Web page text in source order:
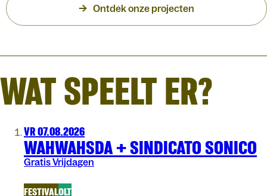
Theatertour
Ontdek onze projecten
WAT SPEELT ER?
VR 07.08.2026
WAHWAHSDA + SINDICATO SONICO
Gratis Vrijdagen
FESTIVALOLT